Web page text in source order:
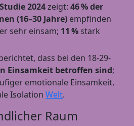
2024zeigt: 46 % der
(16–30 Jahre) empfinden
sehr einsam; 11 % stark
dass bei den 18‑29-
Einsamkeit betroffen sind;
emotionale Einsamkeit,
Isolation Welt.
Raum